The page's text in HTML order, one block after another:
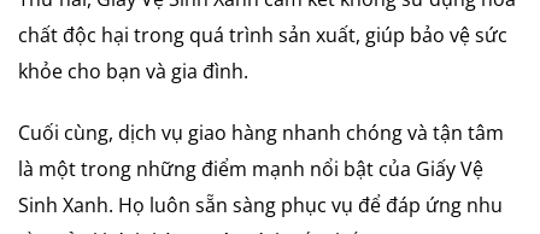
chất độc hại trong quá trình sản xuất, giúp bảo vệ sức
khỏe cho bạn và gia đình.
Cuối cùng, dịch vụ giao hàng nhanh chóng và tận tâm
là một trong những điểm mạnh nổi bật của Giấy Vệ
Sinh Xanh. Họ luôn sẵn sàng phục vụ để đáp ứng nhu